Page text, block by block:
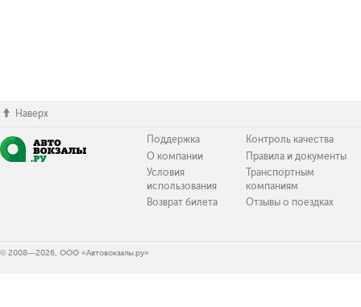
Наверх
Поддержка
О компании
Условия
использования
Возврат билета
Контроль качества
Правила и документы
Транспортным
компаниям
Отзывы о поездках
© 2008—2026, ООО «Автовокзалы.ру»